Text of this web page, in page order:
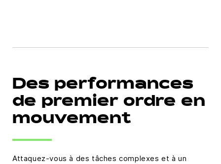
Des performances
de premier ordre en
mouvement
Attaquez-vous à des tâches complexes et à un